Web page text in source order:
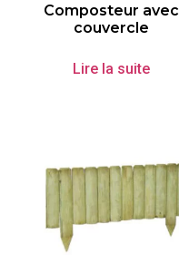
Composteur avec
couvercle
Lire la suite